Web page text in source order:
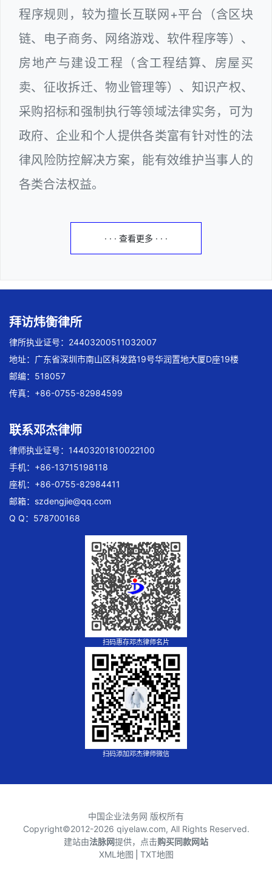
程序规则，较为擅长互联网+平台（含区块
链、电子商务、网络游戏、软件程序等）、
房地产与建设工程（含工程结算、房屋买
卖、征收拆迁、物业管理等）、知识产权、
采购招标和强制执行等领域法律实务，可为
政府、企业和个人提供各类富有针对性的法
律风险防控解决方案，能有效维护当事人的
各类合法权益。
· · · 查看更多 · · ·
拜访炜衡律所
律所执业证号：24403200511032007
地址：广东省深圳市南山区科发路19号华润置地大厦D座19楼
邮编：518057
传真：+86-0755-82984599
联系邓杰律师
律师执业证号：14403201810022100
手机：+86-13715198118
座机：+86-0755-82984411
邮箱： szdengjie@qq.com
Q Q：578700168
扫码惠存邓杰律师名片
扫码添加邓杰律师微信
中国企业法务网 版权所有
Copyright©2012-2026 qiyelaw.com, All Rights Reserved.
建站由法脉网提供，点击购买同款网站
XML地图 TXT地图